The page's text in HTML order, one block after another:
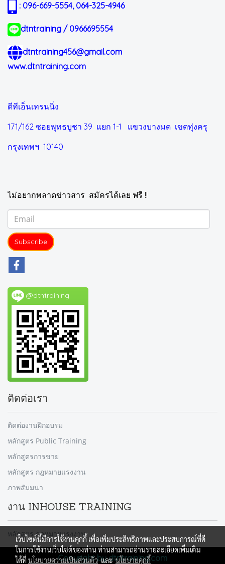
: 096-669-5554, 064-325-4946
dtntraining / 0966695554
dtntraining456@gmail.com
www.dtntraining.com
ดีทีเอ็นเทรนนิ่ง
171/162 ซอยพุทธบูชา 39 แยก 1-1 แขวงบางมด เขตทุ่งครุ
กรุงเทพฯ 10140
ไม่อยากพลาดข่าวสาร สมัครได้เลย ฟรี !!
Subscribe
@dtntraining
ติดต่อเรา
ติดต่องานฝึกอบรม
หลักสูตร Public Training
หลักสูตรการขาย
หลักสูตร กฎหมายแรงงาน
ภาพสัมมนา
งาน INHOUSE TRAINING
หลักสูตร กฎหมายแรงงาน
Copyright by dtntraining.com
เว็บไซต์นี้มีการใช้งานคุกกี้ เพื่อเพิ่มประสิทธิภาพและประสบการณ์ที่ดี
ในการใช้งานเว็บไซต์ของท่าน ท่านสามารถอ่านรายละเอียดเพิ่มเติม
ได้ที่นโยบายความเป็นส่วนตัวและนโยบายคุกกี้